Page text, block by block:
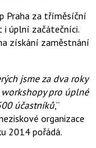
Praha za tříměsíční
i úplní začátečníci.
získání zaměstnání
jsme za dva roky
pro úplné
účastníků,“
organizace
2014 pořádá.